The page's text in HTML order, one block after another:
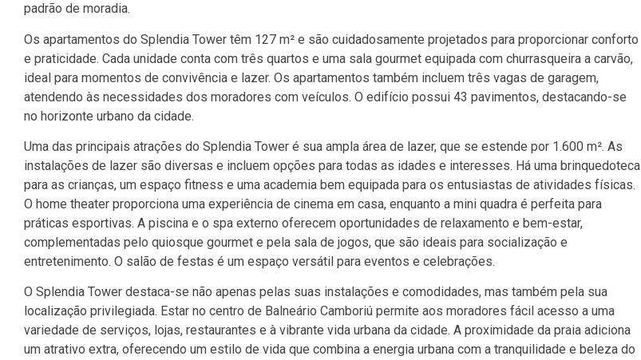
padrão de moradia.
Os apartamentos do Splendia Tower têm 127 m² e são cuidadosamente projetados para proporcionar conforto
e praticidade. Cada unidade conta com três quartos e uma sala gourmet equipada com churrasqueira a carvão,
ideal para momentos de convivência e lazer. Os apartamentos também incluem três vagas de garagem,
atendendo às necessidades dos moradores com veículos. O edifício possui 43 pavimentos, destacando-se
no horizonte urbano da cidade.
Uma das principais atrações do Splendia Tower é sua ampla área de lazer, que se estende por 1.600 m². As
instalações de lazer são diversas e incluem opções para todas as idades e interesses. Há uma brinquedoteca
para as crianças, um espaço fitness e uma academia bem equipada para os entusiastas de atividades físicas.
O home theater proporciona uma experiência de cinema em casa, enquanto a mini quadra é perfeita para
práticas esportivas. A piscina e o spa externo oferecem oportunidades de relaxamento e bem-estar,
complementadas pelo quiosque gourmet e pela sala de jogos, que são ideais para socialização e
entretenimento. O salão de festas é um espaço versátil para eventos e celebrações.
O Splendia Tower destaca-se não apenas pelas suas instalações e comodidades, mas também pela sua
localização privilegiada. Estar no centro de Balneário Camboriú permite aos moradores fácil acesso a uma
variedade de serviços, lojas, restaurantes e à vibrante vida urbana da cidade. A proximidade da praia adiciona
um atrativo extra, oferecendo um estilo de vida que combina a energia urbana com a tranquilidade e beleza do